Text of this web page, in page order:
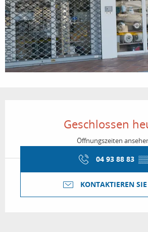
Geschlossen
Öffnungszeiten
04 93 88 83 ▒▒
KONTAKTIEREN